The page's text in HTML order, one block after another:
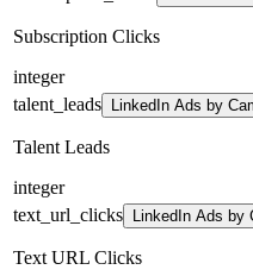
Subscription Clicks
integer
talent_leads
LinkedIn Ads by
Talent Leads
integer
text_url_clicks
LinkedIn Ads
Text URL Clicks